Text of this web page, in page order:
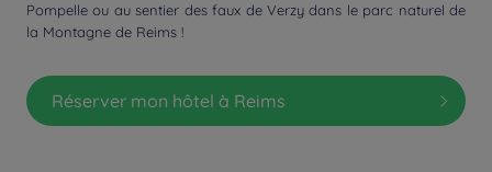
Pompelle ou au sentier des faux de Verzy dans le parc naturel de
la Montagne de Reims !
Réserver mon hôtel à Reims